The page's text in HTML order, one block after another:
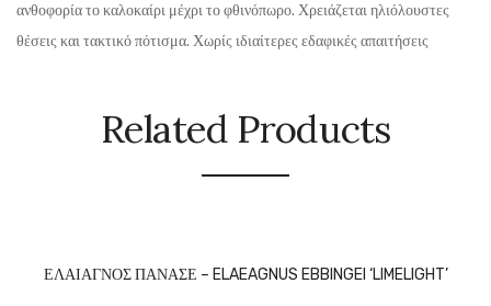
ανθοφορία το καλοκαίρι μέχρι το φθινόπωρο. Χρειάζεται ηλιόλουστες
θέσεις και τακτικό πότισμα. Χωρίς ιδιαίτερες εδαφικές απαιτήσεις
Related Products
ΕΛΑΙΑΓΝΟΣ ΠΑΝΑΣΕ – ELAEAGNUS EBBINGEI ‘LIMELIGHT’